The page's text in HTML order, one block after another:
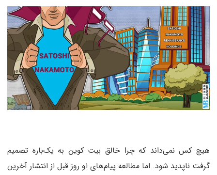
هیچ کس نمی‌داند که چرا خالق بیت کوین به یک‌باره تصمیم
گرفت ناپدید شود. اما مطالعه پیام‌های او روز قبل از انتشار آخرین